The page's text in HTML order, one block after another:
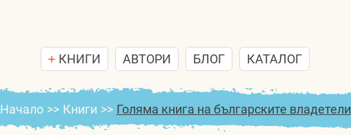
КНИГИ АВТОРИ БЛОГ КАТАЛОГ
Начало >> Книги >> Голяма книга на българските владетели